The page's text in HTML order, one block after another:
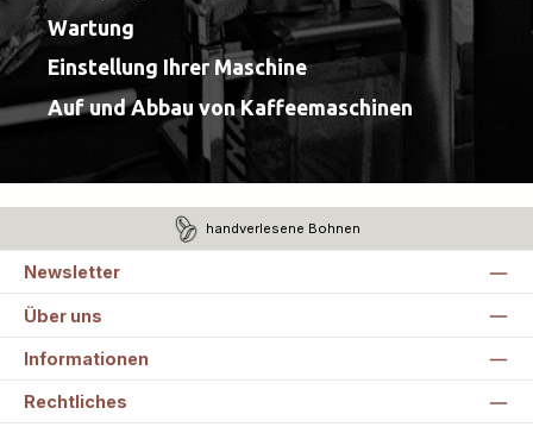
Wartung
Einstellung Ihrer Maschine
Auf und Abbau von Kaffeemaschinen
handverlesene Bohnen
Newsletter
Über uns
Informationen
Rechtliches